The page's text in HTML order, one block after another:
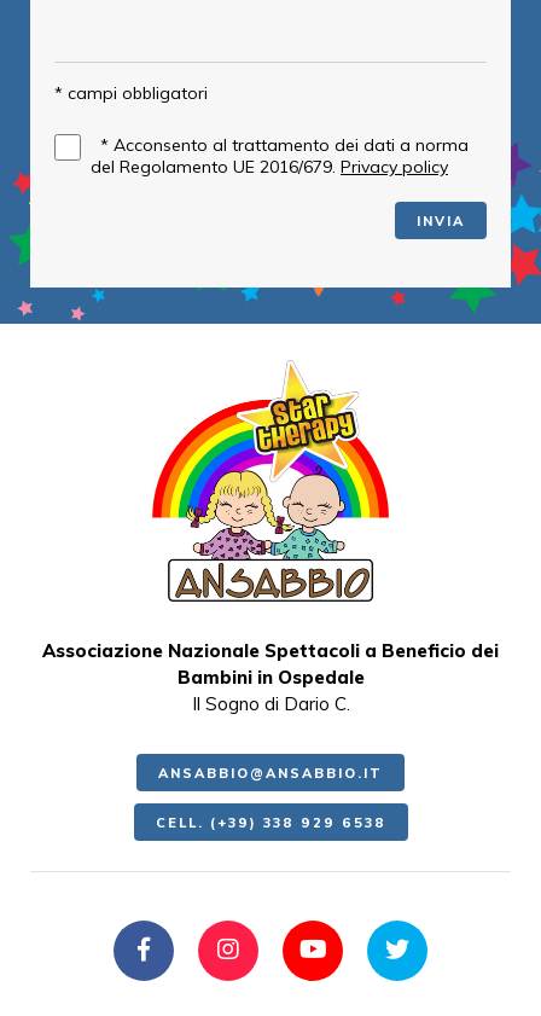
* campi obbligatori
* Acconsento al trattamento dei dati a norma
del Regolamento UE 2016/679. Privacy policy
INVIA
Associazione Nazionale Spettacoli a Beneficio dei
Bambini in Ospedale
Il Sogno di Dario C.
ANSABBIO@ANSABBIO.IT
CELL. (+39) 338 929 6538